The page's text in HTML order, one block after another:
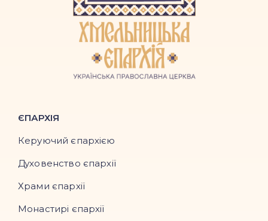
ЄПАРХІЯ
Керуючий єпархією
Духовенство єпархії
Храми єпархії
Монастирі єпархії